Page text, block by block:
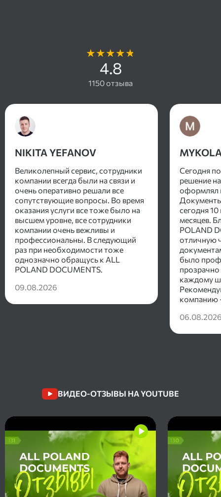
Отзывы наших клиентов
4.8
1150 отзыва
NIKITA YEFANOV
Великолепный сервис, сотрудники
компании всегда были на связи и
очень оперативно решали все
сопутствующие вопросы. Во время
оказания услуги все тоже было на
высшем уровне, все сотрудники
компании очень вежливы и
профессиональны. В следующий
раз при необходимости тоже
однозначно обращусь к ALL
POLAND DOCUMENTS.
09.08.2026
Сегодня
решение
оформлял
сегодня
месяцев.
POLAND
отличную
было
прозрачно
каждому
компанию
ВИДЕО-ОТЗЫВЫ НА YOUTUBE